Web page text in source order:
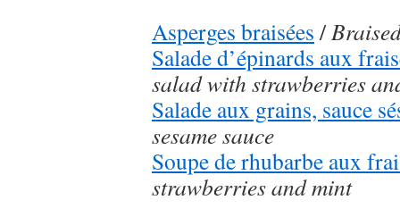
Asperges braisées /
Salade d’épinards aux
salad with strawberries
Salade aux grains, sauce
sesame sauce
Soupe de rhubarbe aux
strawberries and mint